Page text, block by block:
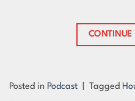
CONTINUE
Posted in Podcast Tagged